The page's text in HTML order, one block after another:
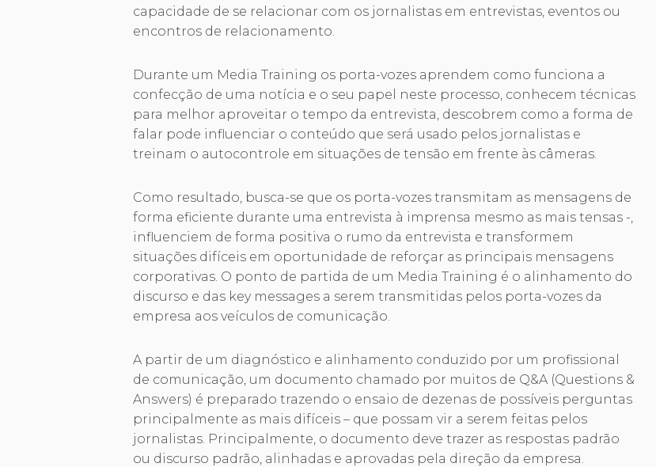
capacidade de se relacionar com os jornalistas em entrevistas, eventos ou
encontros de relacionamento.
Durante um Media Training os porta-vozes aprendem como funciona a
confecção de uma notícia e o seu papel neste processo, conhecem técnicas
para melhor aproveitar o tempo da entrevista, descobrem como a forma de
falar pode influenciar o conteúdo que será usado pelos jornalistas e
treinam o autocontrole em situações de tensão em frente às câmeras.
Como resultado, busca-se que os porta-vozes transmitam as mensagens de
forma eficiente durante uma entrevista à imprensa mesmo as mais tensas -,
influenciem de forma positiva o rumo da entrevista e transformem
situações difíceis em oportunidade de reforçar as principais mensagens
corporativas. O ponto de partida de um Media Training é o alinhamento do
discurso e das key messages a serem transmitidas pelos porta-vozes da
empresa aos veículos de comunicação.
A partir de um diagnóstico e alinhamento conduzido por um profissional
de comunicação, um documento chamado por muitos de Q&A (Questions &
Answers) é preparado trazendo o ensaio de dezenas de possíveis perguntas
principalmente as mais difíceis – que possam vir a serem feitas pelos
jornalistas. Principalmente, o documento deve trazer as respostas padrão
ou discurso padrão, alinhadas e aprovadas pela direção da empresa.